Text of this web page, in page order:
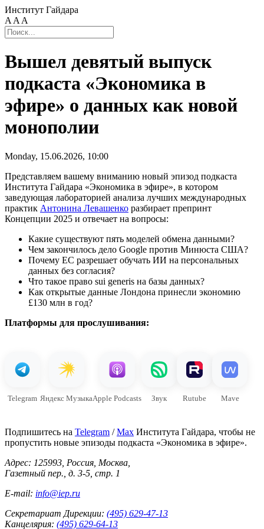
Институт Гайдара
A A A
Вышел девятый выпуск
подкаста «Экономика в
эфире» о данных как новой
монополии
Monday, 15.06.2026, 10:00
Представляем вашему вниманию новый эпизод подкаста
Института Гайдара «Экономика в эфире», в котором
заведующая лабораторией анализа лучших международных
практик Антонина Левашенко разбирает препринт
Концепции 2025 и отвечает на вопросы:
Какие существуют пять моделей обмена данными?
Чем закончилось дело Google против Минюста США?
Почему ЕС разрешает обучать ИИ на персональных
данных без согласия?
Что такое право sui generis на базы данных?
Как открытые данные Лондона принесли экономию
£130 млн в год?
Платформы для прослушивания:
Telegram Яндекс МузыкаApple Podcasts Звук Rutube Mave
Подпишитесь на Telegram /Max Института Гайдара, чтобы не
пропустить новые эпизоды подкаста «Экономика в эфире».
Адрес: 125993, Россия, Москва,
Газетный пер., д. 3-5, стр. 1
E-mail: info@iep.ru
Секретариат Дирекции: (495) 629-47-13
Канцелярия: (495) 629-64-13